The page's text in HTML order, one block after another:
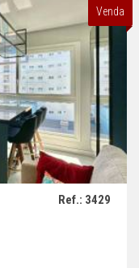
Venda
Ref.: 3429